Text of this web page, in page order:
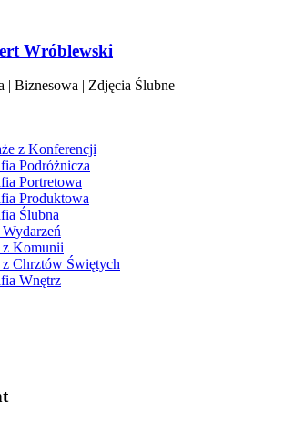
Wróblewski
| Biznesowa | Zdjęcia Ślubne
z Konferencji
Podróżnicza
Portretowa
Produktowa
Ślubna
z Komunii
Chrztów Świętych
Wnętrz